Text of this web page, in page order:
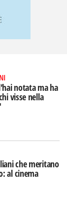
notata ma ha
visse nella
che meritano
al cinema